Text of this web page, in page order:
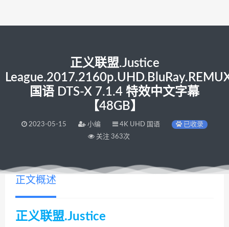
正义联盟.Justice
国语 DTS-X 7.1.4 特效中文字幕
【48GB】
2023-05-15 小编 4K UHD 国语
已收录
关注 363次
正文概述
正义联盟.Justice